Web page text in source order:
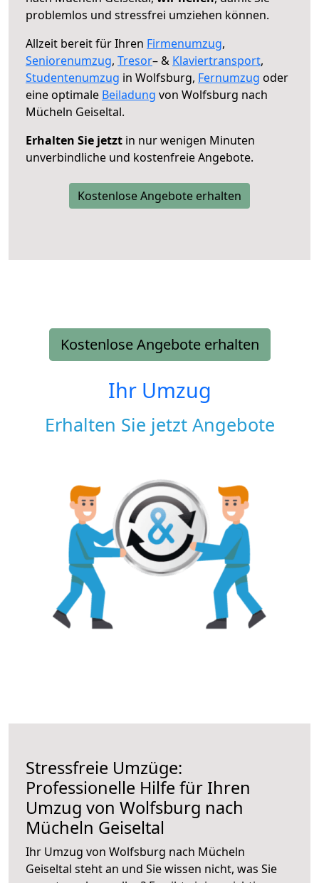
problemlos und stressfrei umziehen können.
Allzeit bereit für Ihren Firmenumzug,
Seniorenumzug, Tresor– & Klaviertransport,
Studentenumzug in Wolfsburg, Fernumzug oder
eine optimale Beiladung von Wolfsburg nach
Mücheln Geiseltal.
Erhalten Sie jetzt in nur wenigen Minuten
unverbindliche und kostenfreie Angebote.
Kostenlose Angebote erhalten
Kostenlose Angebote erhalten
Ihr Umzug
Erhalten Sie jetzt Angebote
Stressfreie Umzüge:
Professionelle Hilfe für Ihren
Umzug von Wolfsburg nach
Mücheln Geiseltal
Ihr Umzug von Wolfsburg nach Mücheln
Geiseltal steht an und Sie wissen nicht, was Sie